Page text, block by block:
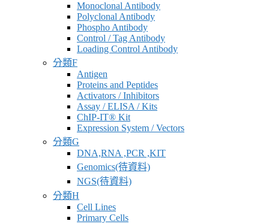
Monoclonal Antibody
Polyclonal Antibody
Phospho Antibody
Control / Tag Antibody
Loading Control Antibody
分類F
Antigen
Proteins and Peptides
Activators / Inhibitors
Assay / ELISA / Kits
ChIP-IT® Kit
Expression System / Vectors
分類G
DNA,RNA ,PCR ,KIT
Genomics(待資料)
NGS(待資料)
分類H
Cell Lines
Primary Cells